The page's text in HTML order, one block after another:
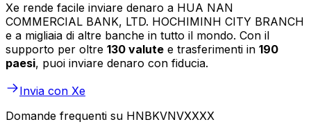
Xe rende facile inviare denaro a HUA NAN
COMMERCIAL BANK, LTD. HOCHIMINH CITY BRANCH
e a migliaia di altre banche in tutto il mondo. Con il
supporto per oltre 130 valute e trasferimenti in 190
paesi, puoi inviare denaro con fiducia.
Invia con Xe
Domande frequenti su HNBKVNVXXXX